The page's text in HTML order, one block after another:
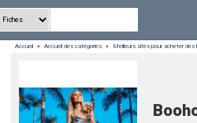
Accueil » Accueil des catégories » Meilleurs sites pour acheter